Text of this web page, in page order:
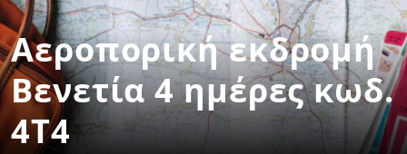
Αεροπορική εκδρομή
Βενετία 4 ημέρες κωδ.
4T4